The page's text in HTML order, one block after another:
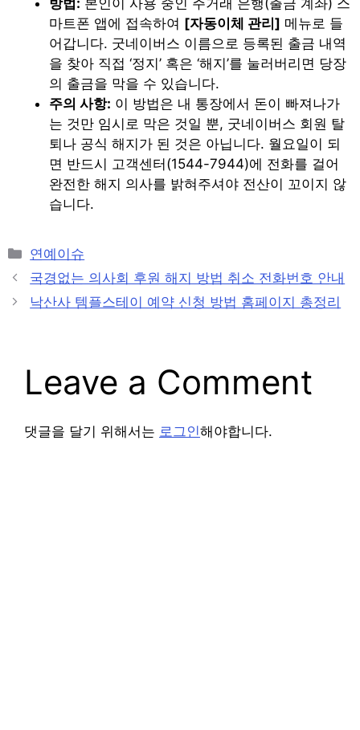
마트폰 앱에 접속하여 [자동이체 관리] 메뉴로 들
어갑니다. 굿네이버스 이름으로 등록된 출금 내역
을 찾아 직접 ‘정지’ 혹은 ‘해지’를 눌러버리면 당장
의 출금을 막을 수 있습니다.
주의 사항: 이 방법은 내 통장에서 돈이 빠져나가
는 것만 임시로 막은 것일 뿐, 굿네이버스 회원 탈
퇴나 공식 해지가 된 것은 아닙니다. 월요일이 되
면 반드시 고객센터(1544-7944)에 전화를 걸어
완전한 해지 의사를 밝혀주셔야 전산이 꼬이지 않
습니다.
Categories
연예이슈
Post
navigation
국경없는 의사회 후원 해지 방법 취소 전화번호 안내
낙산사 템플스테이 예약 신청 방법 홈페이지 총정리
Leave a Comment
댓글을 달기 위해서는 로그인해야합니다.